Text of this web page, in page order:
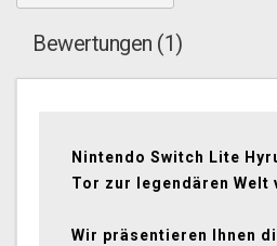
Bewertungen (1)
Nintendo Switch Lite
Tor zur legendären Welt
Wir präsentieren Ihnen